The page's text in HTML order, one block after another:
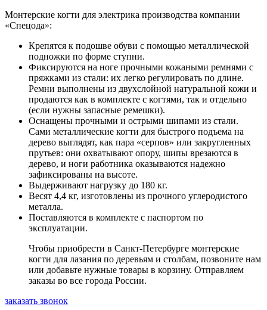
Монтерские когти для электрика производства компании
«Спецода»:
Крепятся к подошве обуви с помощью металлической
подножки по форме ступни.
Фиксируются на ноге прочными кожаными ремнями с
пряжками из стали: их легко регулировать по длине.
Ремни выполнены из двухслойной натуральной кожи и
продаются как в комплекте с когтями, так и отдельно
(если нужны запасные ремешки).
Оснащены прочными и острыми шипами из стали.
Сами металлические когти для быстрого подъема на
дерево выглядят, как пара «серпов» или закругленных
прутьев: они охватывают опору, шипы врезаются в
дерево, и ноги работника оказываются надежно
зафиксированы на высоте.
Выдерживают нагрузку до 180 кг.
Весят 4,4 кг, изготовлены из прочного углеродистого
металла.
Поставляются в комплекте с паспортом по
эксплуатации.
Чтобы приобрести в Санкт-Петербурге монтерские
когти для лазания по деревьям и столбам, позвоните нам
или добавьте нужные товары в корзину. Отправляем
заказы во все города России.
заказать звонок